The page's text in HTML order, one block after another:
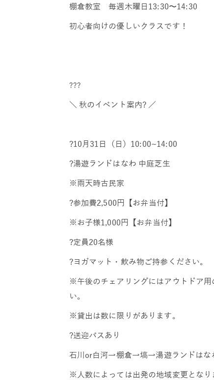
棚倉教室 毎週木曜日13:30〜14:30
初心者向けの優しいクラスです！
???
＼ 秋のイベント案内? ／
?10月31日（日）10:00~14:00
?湯遊ランドはなわ 中庭芝生
※雨天時古民家
?参加費2,500円【お弁当付】
※お子様1,000円【お弁当付】
?定員20名様
?ヨガマット・飲み物ご持参ください。
※午後のチェアリングにはアウトドア
い。
※貸出は数に限りがあります。
?送迎バスあり
石川or白河→棚倉→塙→湯遊ランドはな
※人数によっては出発の地域変更となり